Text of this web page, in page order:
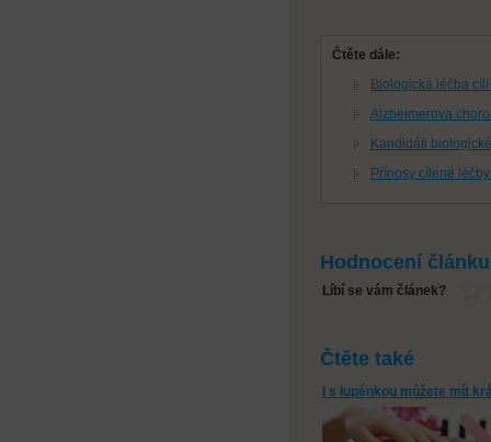
Čtěte dále:
Biologická léčba
Alzheimerova
Kandidáti
Přínosy cílené
Hodnocení článku
Líbí se vám článek?
Čtěte také
I s lupénkou můžete mít